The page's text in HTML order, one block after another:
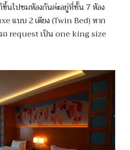
ขึ้นไปชมห้องกันค่ะอยู่ที่ชั้น 7 ห้อง
แบบ 2 เตียง (Twin Bed) หาก
รถ request เป็น one king size